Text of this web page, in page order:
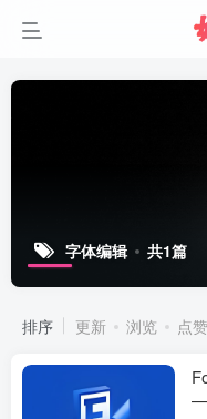
字体编辑 共1篇
排序 更新 浏览 点赞
—